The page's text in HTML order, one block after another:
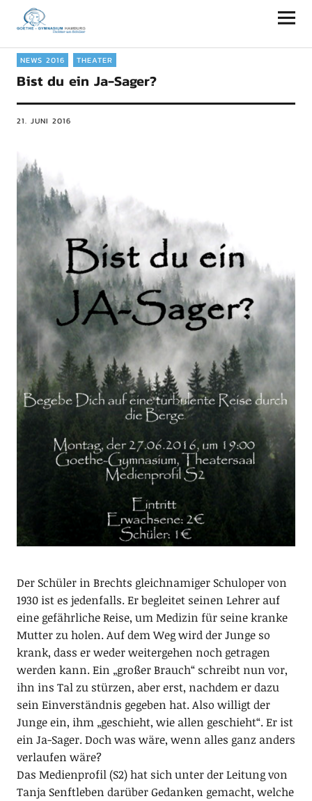
Goethe-Gymnasium Hamburg
NEWS 2016 THEATER
Bist du ein Ja-Sager?
21. JUNI 2016
Der Schüler in Brechts gleichnamiger Schuloper von
1930 ist es jedenfalls. Er begleitet seinen Lehrer auf
eine gefährliche Reise, um Medizin für seine kranke
Mutter zu holen. Auf dem Weg wird der Junge so
krank, dass er weder weitergehen noch getragen
werden kann. Ein „großer Brauch“ schreibt nun vor,
ihn ins Tal zu stürzen, aber erst, nachdem er dazu
sein Einverständnis gegeben hat. Also willigt der
Junge ein, ihm „geschieht, wie allen geschieht“. Er ist
ein Ja-Sager. Doch was wäre, wenn alles ganz anders
verlaufen wäre?
Das Medienprofil (S2) hat sich unter der Leitung von
Tanja Senftleben darüber Gedanken gemacht, welche